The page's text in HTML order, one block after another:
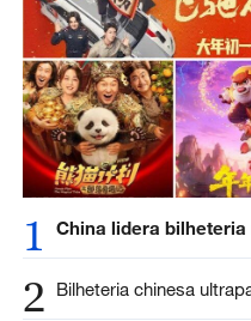
1 China lidera bilheteria
2 Bilheteria chinesa